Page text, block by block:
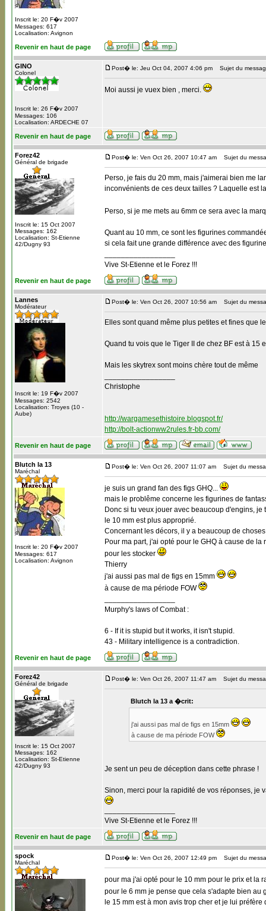
Inscrit le: 20 F�v 2007
Messages: 617
Localisation: Avignon
Revenir en haut de page
GINO
Colonel
Inscrit le: 26 F�v 2007
Messages: 106
Localisation: ARDECHE 07
Post� le: Jeu Oct 04, 2007 4:06 pm Sujet du
Moi aussi je vuex bien , merci.
Revenir en haut de page
Forez42
Général de brigade
Inscrit le: 15 Oct 2007
Messages: 162
Localisation: St-Etienne
42/Dugny 93
Post� le: Ven Oct 26, 2007 10:47 am Sujet du
Perso, je fais du 20 mm, mais j'aimerai bien me
inconvénients de ces deux tailles ? Laquelle est
Perso, si je me mets au 6mm ce sera avec la
Quant au 10 mm, ce sont les figurines
si cela fait une grande différence avec des
Vive St-Etienne et le Forez !!!
Revenir en haut de page
Lannes
Modérateur
Inscrit le: 19 F�v 2007
Messages: 2542
Localisation: Troyes (10 -
Aube)
Post� le: Ven Oct 26, 2007 10:56 am Sujet du
Elles sont quand même plus petites et fines que
Quand tu vois que le Tiger II de chez BF est à
Mais les skytrex sont moins chère tout de même
Christophe
http://wargamesethistoire.blogspot.fr/
http://bolt-actionww2rules.fr-bb.com/
Revenir en haut de page
Blutch la 13
Maréchal
Inscrit le: 20 F�v 2007
Messages: 617
Localisation: Avignon
Post� le: Ven Oct 26, 2007 11:07 am Sujet du
je suis un grand fan des figs GHQ...
mais le problême concerne les figurines de
Donc si tu veux jouer avec beaucoup d'engins,
le 10 mm est plus approprié.
Concernant les décors, il y a beaucoup de
Pour ma part, j'ai opté pour le GHQ à cause de
pour les stocker
Thierry
j'ai aussi pas mal de figs en 15mm
à cause de ma période FOW
Murphy's laws of Combat :
6 - If it is stupid but it works, it isn't stupid.
43 - Military intelligence is a contradiction.
Revenir en haut de page
Forez42
Général de brigade
Inscrit le: 15 Oct 2007
Messages: 162
Localisation: St-Etienne
42/Dugny 93
Post� le: Ven Oct 26, 2007 11:47 am Sujet du
Blutch la 13 a �crit:
j'ai aussi pas mal de figs en 15mm
à cause de ma période FOW
Je sent un peu de déception dans cette phrase !
Sinon, merci pour la rapidité de vos réponses, je
Vive St-Etienne et le Forez !!!
Revenir en haut de page
spock
Maréchal
Post� le: Ven Oct 26, 2007 12:49 pm Sujet du
pour ma j'ai opté pour le 10 mm pour le prix et la
pour le 6 mm je pense que cela s'adapte bien au
le 15 mm est à mon avis trop cher et je lui